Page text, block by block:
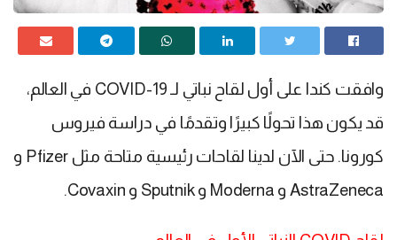
وافقت كندا على أول لقاح نباتي لـ COVID-19 في العالم،
قد يكون هذا تحولًا كبيرًا وتقدمًا في دراسة فيروس
كورونا. حتى الآن لدينا لقاحات رئيسية متاحة مثل Pfizer و
AstraZeneca و Moderna و Sputnik و Covaxin.